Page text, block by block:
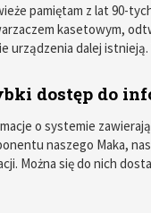
pamiętam z lat 90-
kasetowym,
urządzenia dalej
dostęp do
o systemie
naszego Maka,
Można się do nich